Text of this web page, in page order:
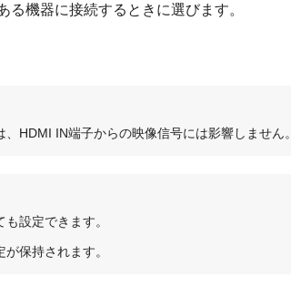
る機器に接続するときに選びます。
、HDMI IN端子からの映像信号には影響しません。
設定できます。
保持されます。